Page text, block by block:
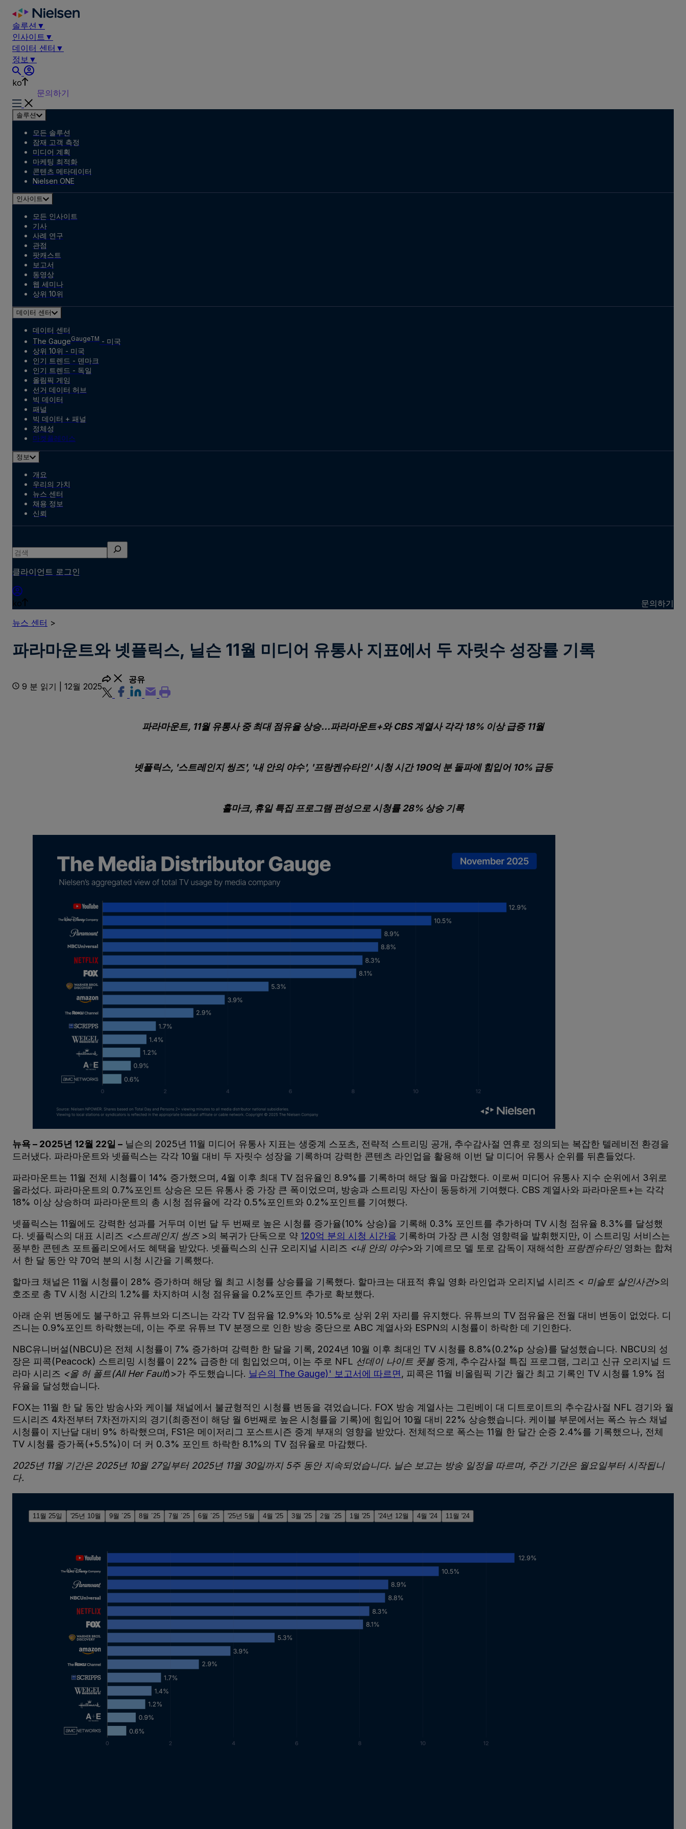
Skip
content
솔루션 ▼
인사이트 ▼
데이터 센터 ▼
정보 ▼
ko
문의하기
솔루션
모든 솔루션
잠재 고객 측정
미디어 계획
마케팅 최적화
콘텐츠 메타데이터
Nielsen ONE
인사이트
모든 인사이트
기사
사례 연구
관점
팟캐스트
보고서
동영상
웹 세미나
상위 10위
데이터 센터
데이터 센터
The GaugeGaugeTM - 미국
상위 10위 - 미국
인기 트렌드 - 덴마크
인기 트렌드 - 독일
올림픽 게임
선거 데이터 허브
빅 데이터
패널
빅 데이터 + 패널
정체성
마켓플레이스
정보
개요
우리의 가치
뉴스 센터
채용 정보
신뢰
검
색
클라이언트 로그인
ko
문의하기
뉴스 센터 >
파라마운트와 넷플릭스, 닐슨 11월 미디어 유통사 지표에서 두 자릿수 성장률 기록
9 분 읽기 | 12월 2025
공유
파라마운트, 11월 유통사 중 최대 점유율 상승…파라마운트+와 CBS 계열사 각각 18% 이상 급증11월
넷플릭스, '스트레인지 씽즈', '내 안의 야수', '프랑켄슈타인' 시청 시간 190억 분 돌파에 힘입어 10% 급등
홀마크, 휴일 특집 프로그램 편성으로 시청률 28% 상승 기록
뉴욕 – 2025년 12월 22일 – 닐슨의 2025년 11월 미디어 유통사 지표는 생중계 스포츠, 전략적 스트리밍 공개, 추수감사절 연휴로 정의되는 복잡한 텔레비전 환경을
드러냈다. 파라마운트와 넷플릭스는 각각 10월 대비 두 자릿수 성장을 기록하며 강력한 콘텐츠 라인업을 활용해 이번 달 미디어 유통사 순위를 뒤흔들었다.
파라마운트는 11월 전체 시청률이 14% 증가했으며, 4월 이후 최대 TV 점유율인 8.9%를 기록하며 해당 월을 마감했다. 이로써 미디어 유통사 지수 순위에서 3위로
올라섰다. 파라마운트의 0.7%포인트 상승은 모든 유통사 중 가장 큰 폭이었으며, 방송과 스트리밍 자산이 동등하게 기여했다. CBS 계열사와 파라마운트+는 각각
18% 이상 상승하며 파라마운트의 총 시청 점유율에 각각 0.5%포인트와 0.2%포인트를 기여했다.
넷플릭스는 11월에도 강력한 성과를 거두며 이번 달 두 번째로 높은 시청률 증가율(10% 상승)을 기록해 0.3% 포인트를 추가하며 TV 시청 점유율 8.3%를 달성했
다. 넷플릭스의 대표 시리즈 <스트레인지 씽즈 >의 복귀가 단독으로 약 120억 분의 시청 시간을 기록하며 가장 큰 시청 영향력을 발휘했지만, 이 스트리밍 서비스는
풍부한 콘텐츠 포트폴리오에서도 혜택을 받았다. 넷플릭스의 신규 오리지널 시리즈 <내 안의 야수>와 기예르모 델 토로 감독이 재해석한 프랑켄슈타인영화는 합쳐
서 한 달 동안 약 70억 분의 시청 시간을 기록했다.
할마크 채널은 11월 시청률이 28% 증가하며 해당 월 최고 시청률 상승률을 기록했다. 할마크는 대표적 휴일 영화 라인업과 오리지널 시리즈 < 미슬토 살인사건>의
호조로 총 TV 시청 시간의 1.2%를 차지하며 시청 점유율을 0.2%포인트 추가로 확보했다.
아래 순위 변동에도 불구하고 유튜브와 디즈니는 각각 TV 점유율 12.9%와 10.5%로 상위 2위 자리를 유지했다. 유튜브의 TV 점유율은 전월 대비 변동이 없었다. 디
즈니는 0.9%포인트 하락했는데, 이는 주로 유튜브 TV 분쟁으로 인한 방송 중단으로 ABC 계열사와 ESPN의 시청률이 하락한 데 기인한다.
NBC유니버설(NBCU)은 전체 시청률이 7% 증가하며 강력한 한 달을 기록, 2024년 10월 이후 최대인 TV 시청률 8.8%(0.2%p 상승)를 달성했습니다. NBCU의 성
장은 피콕(Peacock) 스트리밍 시청률이 22% 급증한 데 힘입었으며, 이는 주로 NFL 선데이 나이트 풋볼 중계, 추수감사절 특집 프로그램, 그리고 신규 오리지널 드
라마 시리즈 <올 허 폴트(All Her Fault)>가 주도했습니다. 닐슨의 The Gauge)' 보고서에 따르면, 피콕은 11월 비올림픽 기간 월간 최고 기록인 TV 시청률 1.9% 점
유율을 달성했습니다.
FOX는 11월 한 달 동안 방송사와 케이블 채널에서 불균형적인 시청률 변동을 겪었습니다. FOX 방송 계열사는 그린베이 대 디트로이트의 추수감사절 NFL 경기와 월
드시리즈 4차전부터 7차전까지의 경기(최종전이 해당 월 6번째로 높은 시청률을 기록)에 힘입어 10월 대비 22% 상승했습니다. 케이블 부문에서는 폭스 뉴스 채널
시청률이 지난달 대비 9% 하락했으며, FS1은 메이저리그 포스트시즌 중계 부재의 영향을 받았다. 전체적으로 폭스는 11월 한 달간 순증 2.4%를 기록했으나, 전체
TV 시청률 증가폭(+5.5%)이 더 커 0.3% 포인트 하락한 8.1%의 TV 점유율로 마감했다.
2025년 11월 기간은 2025년 10월 27일부터 2025년 11월 30일까지 5주 동안 지속되었습니다. 닐슨 보고는 방송 일정을 따르며, 주간 기간은 월요일부터 시작됩니
다.
11월 25일 '25년 10월 9월 ´25 8월 ´25 7월 ´25 6월 ´25 '25년 5월 4월 '25 3월 '25 2월 ´25 1월 '25 '24년 12월 4월 '24 11월 '24